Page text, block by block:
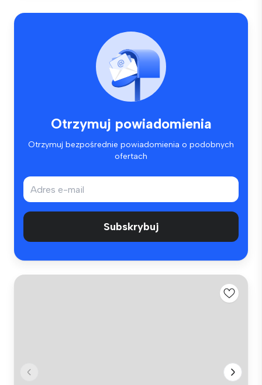
Otrzymuj powiadomienia
Otrzymuj bezpośrednie powiadomienia o podobnych
ofertach
Subskrybuj